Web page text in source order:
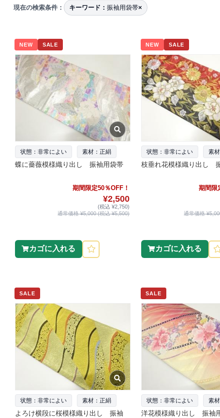
現在の検索条件： キーワード： 振袖用袋帯×
NEW SALE
状態：非常によい 素材：正絹
蝶に薔薇模様織り出し 振袖用袋帯
期間限定50％OFF！
¥2,500
(税込 ¥2,750)
通常価格 ¥5,000 (税込 ¥5,500)
カゴに入れる
NEW SALE
状態：非常によい 素
枝垂れ花模様織り出し
期間限
通常価格
カゴに入れる
SALE
状態：非常によい 素材：正絹
よろけ横段に桜模様織り出し 振袖
SALE
状態：非常によい 素
洋花模様織り出し 振袖